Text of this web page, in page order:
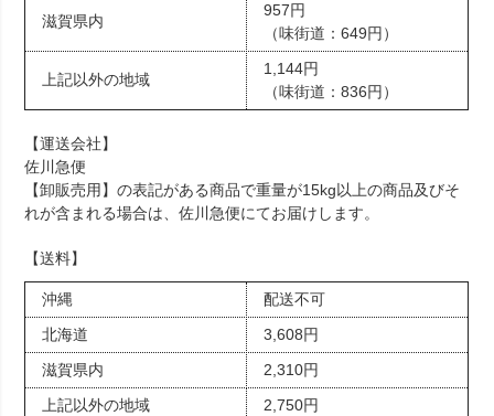
滋賀県内
957円
（味街道：649円）
上記以外の地域
1,144円
（味街道：836円）
【運送会社】
佐川急便
【卸販売用】の表記がある商品で重量が15kg以上の商品及びそ
れが含まれる場合は、佐川急便にてお届けします。
【送料】
沖縄
配送不可
北海道
3,608円
滋賀県内
2,310円
上記以外の地域
2,750円